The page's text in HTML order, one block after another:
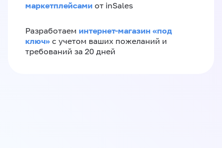
маркетплейсами от inSales
Разработаем интернет-магазин «‎под
ключ»‎ с учетом ваших пожеланий и
требований за 20 дней